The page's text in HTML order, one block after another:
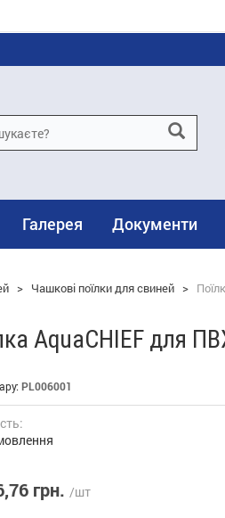
Галерея Документи
> Чашкові поїлки для свиней >
AquaCHIEF для
PL006001
грн. /шт